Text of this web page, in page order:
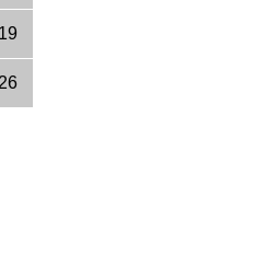
19
26